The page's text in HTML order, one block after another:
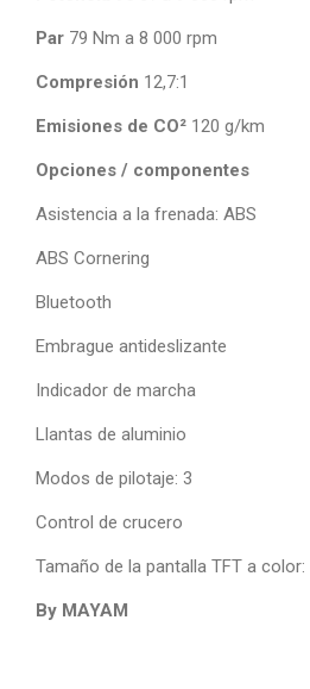
Par 79 Nm a 8 000 rpm
Compresión 12,7:1
Emisiones de CO² 120 g/km
Opciones / componentes
Asistencia a la frenada: ABS
ABS Cornering
Bluetooth
Embrague antideslizante
Indicador de marcha
Llantas de aluminio
Modos de pilotaje: 3
Control de crucero
Tamaño de la pantalla TFT a
By MAYAM